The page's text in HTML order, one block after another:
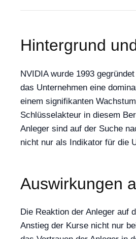
Hintergrund
NVIDIA wurde 1993
das Unternehmen eine
einem signifikanten
Schlüsselakteur in diesem
Anleger sind auf der Suche
nicht nur als Indikator für die
Auswirkungen
Die Reaktion der Anleger auf
Anstieg der Kurse nicht nur